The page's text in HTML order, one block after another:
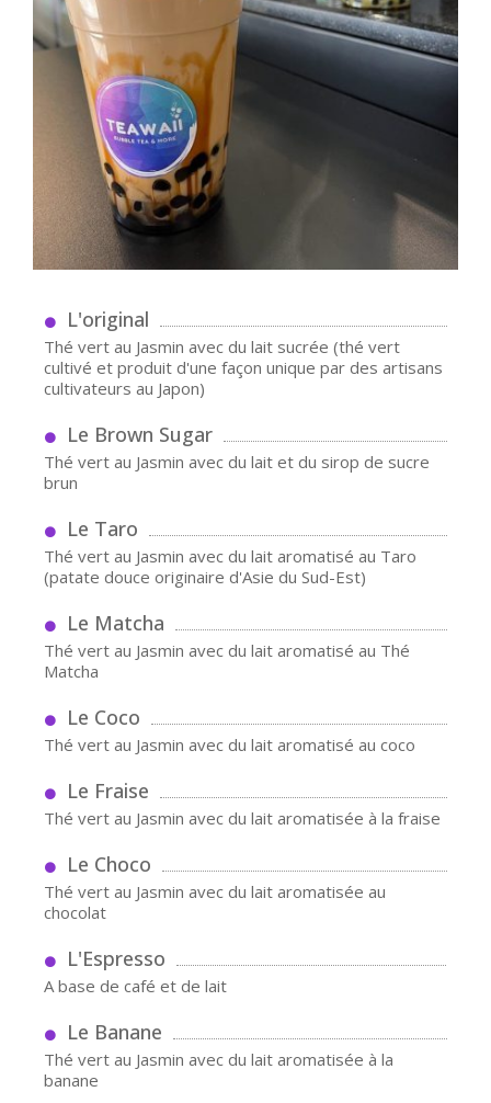
L'original
Thé vert au Jasmin avec du lait sucrée (thé vert
cultivé et produit d'une façon unique par des artisans
cultivateurs au Japon)
Le Brown Sugar
Thé vert au Jasmin avec du lait et du sirop de sucre
brun
Le Taro
Thé vert au Jasmin avec du lait aromatisé au Taro
(patate douce originaire d'Asie du Sud-Est)
Le Matcha
Thé vert au Jasmin avec du lait aromatisé au Thé
Matcha
Le Coco
Thé vert au Jasmin avec du lait aromatisé au coco
Le Fraise
Thé vert au Jasmin avec du lait aromatisée à la fraise
Le Choco
Thé vert au Jasmin avec du lait aromatisée au
chocolat
L'Espresso
A base de café et de lait
Le Banane
Thé vert au Jasmin avec du lait aromatisée à la
banane